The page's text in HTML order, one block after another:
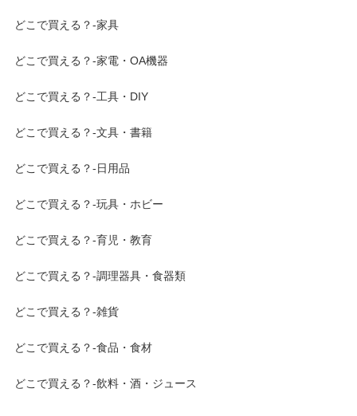
どこで買える？-家具
どこで買える？-家電・OA機器
どこで買える？-工具・DIY
どこで買える？-文具・書籍
どこで買える？-日用品
どこで買える？-玩具・ホビー
どこで買える？-育児・教育
どこで買える？-調理器具・食器類
どこで買える？-雑貨
どこで買える？-食品・食材
どこで買える？-飲料・酒・ジュース